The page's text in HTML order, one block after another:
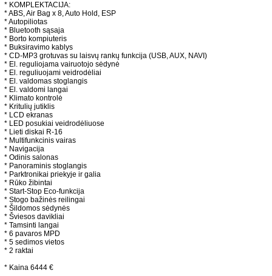
* KOMPLEKTACIJA:
* ABS, Air Bag x 8, Auto Hold, ESP
* Autopiliotas
* Bluetooth sąsaja
* Borto kompiuteris
* Buksiravimo kablys
* CD-MP3 grotuvas su laisvų rankų funkcija (USB, AUX, NAVI)
* El. reguliojama vairuotojo sėdynė
* El. reguliuojami veidrodėliai
* El. valdomas stoglangis
* El. valdomi langai
* Klimato kontrolė
* Kritulių jutiklis
* LCD ekranas
* LED posukiai veidrodėliuose
* Lieti diskai R-16
* Multifunkcinis vairas
* Navigacija
* Odinis salonas
* Panoraminis stoglangis
* Parktronikai priekyje ir galia
* Rūko žibintai
* Start-Stop Eco-funkcija
* Stogo bažinės reilingai
* Šildomos sėdynės
* Šviesos davikliai
* Tamsinti langai
* 6 pavaros MPD
* 5 sedimos vietos
* 2 raktai
* Kaina 6444 €